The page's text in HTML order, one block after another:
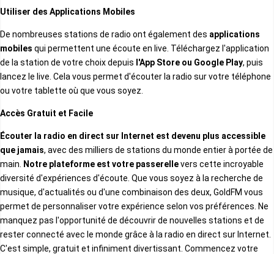
Mayotte
Mozambique
Namibie
Niger
Nigeria
Ouganda
Hebreu
Nepalais
Slovene
Norvegien
Utiliser des Applications Mobiles
De nombreuses stations de radio ont également des applications
mobiles qui permettent une écoute en live. Téléchargez l'application
de la station de votre choix depuis l'App Store ou Google Play, puis
lancez le live. Cela vous permet d'écouter la radio sur votre téléphone
ou votre tablette où que vous soyez.
Accès Gratuit et Facile
Écouter la radio en direct sur Internet est devenu plus accessible
que jamais, avec des milliers de stations du monde entier à portée de
main. Notre plateforme est votre passerellevers cette incroyable
diversité d'expériences d'écoute. Que vous soyez à la recherche de
musique, d'actualités ou d'une combinaison des deux, GoldFM vous
permet de personnaliser votre expérience selon vos préférences. Ne
manquez pas l'opportunité de découvrir de nouvelles stations et de
rester connecté avec le monde grâce à la radio en direct sur Internet.
C'est simple, gratuit et infiniment divertissant. Commencez votre